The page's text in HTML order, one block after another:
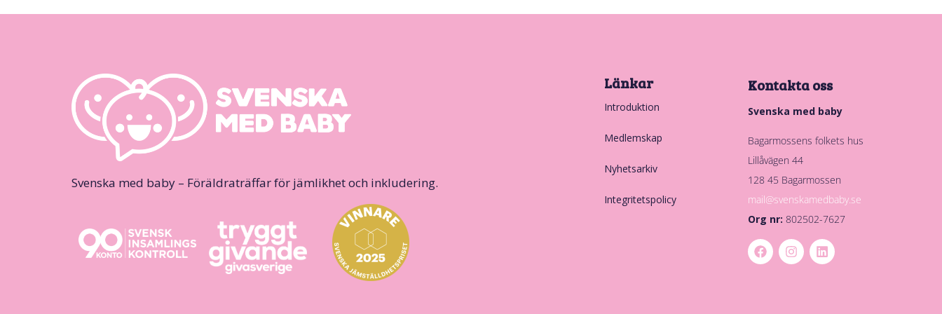
Svenska med baby – Föräldraträffar för jämlikhet och inkludering.
Länkar
Introduktion
Medlemskap
Nyhetsarkiv
Integritetspolicy
Kontakta oss
Svenska med baby
Bagarmossens folkets hus
Lillåvägen 44
128 45 Bagarmossen
mail@svenskamedbaby.se
Org nr: 802502-7627